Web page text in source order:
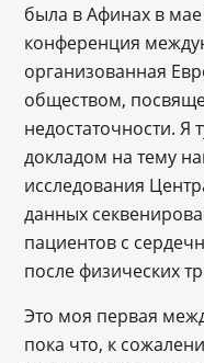
была в Афинах в
конференция
организованная
обществом,
недостаточности. Я
докладом на тему
исследования
данных
пациентов с
после физических
Это моя первая
пока что, к